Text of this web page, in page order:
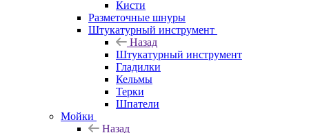
Кисти
Разметочные шнуры
Штукатурный инструмент
Назад
Штукатурный инструмент
Гладилки
Кельмы
Терки
Шпатели
Мойки
Назад